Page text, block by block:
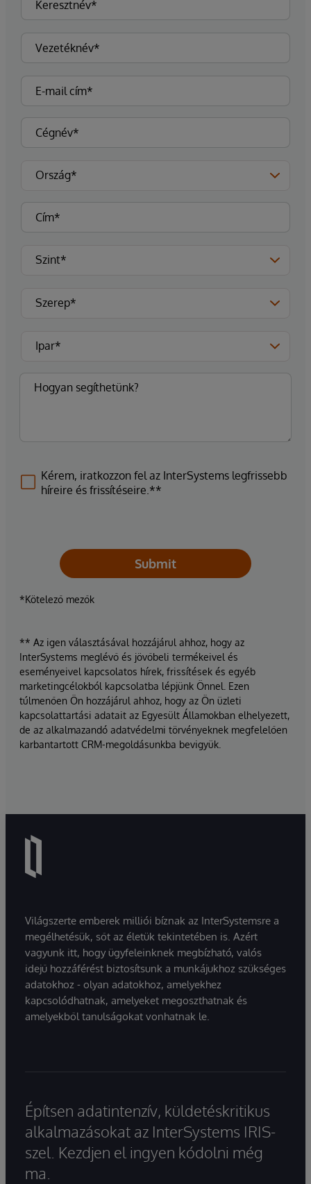
Kérem, iratkozzon fel az InterSystems legfrissebb
híreire és frissítéseire.**
Submit
*Kötelező mezők
** Az igen választásával hozzájárul ahhoz, hogy az
InterSystems meglévő és jövőbeli termékeivel és
eseményeivel kapcsolatos hírek, frissítések és egyéb
marketingcélokból kapcsolatba lépjünk Önnel. Ezen
túlmenően Ön hozzájárul ahhoz, hogy az Ön üzleti
kapcsolattartási adatait az Egyesült Államokban elhelyezett,
de az alkalmazandó adatvédelmi törvényeknek megfelelően
karbantartott CRM-megoldásunkba bevigyük.
Világszerte emberek milliói bíznak az InterSystemsre a
megélhetésük, sőt az életük tekintetében is. Azért
vagyunk itt, hogy ügyfeleinknek megbízható, valós
idejű hozzáférést biztosítsunk a munkájukhoz szükséges
adatokhoz - olyan adatokhoz, amelyekhez
kapcsolódhatnak, amelyeket megoszthatnak és
amelyekből tanulságokat vonhatnak le.
Építsen adatintenzív, küldetéskritikus
alkalmazásokat az InterSystems IRIS-
szel. Kezdjen el ingyen kódolni még
ma.